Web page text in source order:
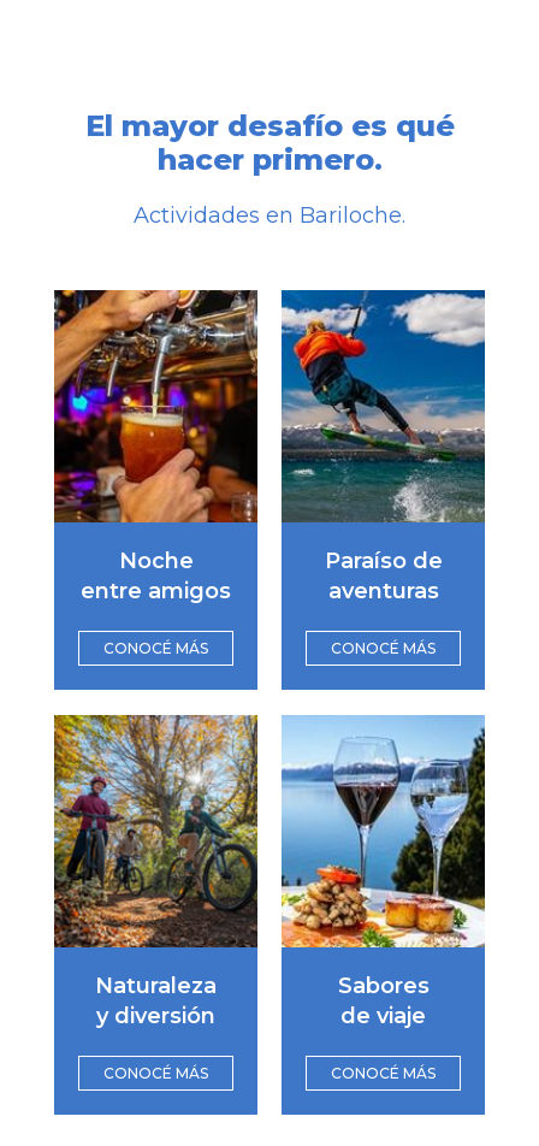
El mayor desafío es qué
hacer primero.
Actividades en Bariloche.
Noche
entre amigos
CONOCÉ MÁS
Paraíso de
aventuras
CONOCÉ MÁS
Naturaleza
y diversión
CONOCÉ MÁS
Sabores
de viaje
CONOCÉ MÁS